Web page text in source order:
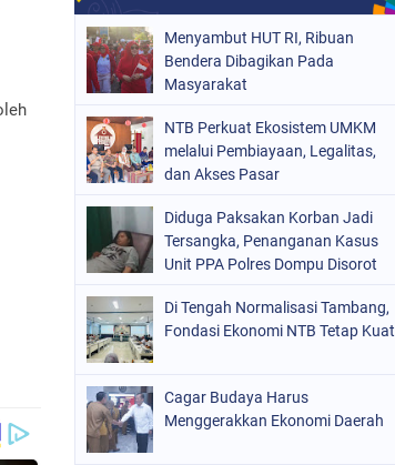
Menyambut HUT RI, Ribuan
Bendera Dibagikan Pada
Masyarakat
NTB Perkuat Ekosistem UMKM
melalui Pembiayaan, Legalitas,
dan Akses Pasar
Diduga Paksakan Korban Jadi
Tersangka, Penanganan Kasus
Unit PPA Polres Dompu Disorot
Di Tengah Normalisasi Tambang,
Fondasi Ekonomi NTB Tetap Kuat
Cagar Budaya Harus
Menggerakkan Ekonomi Daerah